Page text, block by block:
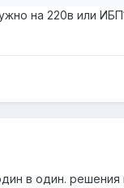
на 220в или
в один.